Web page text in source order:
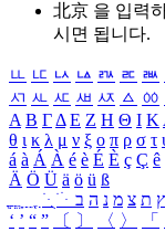
北京 을 입력
시면 됩니다.
ㅥ ㅦ ㅧ ㅨ ㅩ ㅪ ㅫ
ㅺ ㅻ ㅼ ㅽ ㅾ ㅿ ㆀ
Α Β ΓΔ Ε Ζ Η Θ Ι Κ
θ ι κ λ μ ν ξ ο π ρ σ τ
á à Á À é è É È ç Ç ê
Ä Ö Ü ä ö ü ß
ִֶֹ ֻּ ׁׂ ץ ת צ מ נ ה ב
‘ ’ “ ” 〔 〕 〈 〉 「